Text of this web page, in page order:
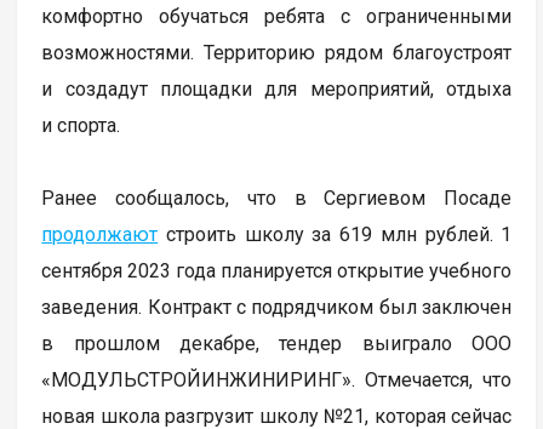
комфортно обучаться ребята с ограниченными
возможностями. Территорию рядом благоустроят
и создадут площадки для мероприятий, отдыха
и спорта.
Ранее сообщалось, что в Сергиевом Посаде
продолжают строить школу за 619 млн рублей. 1
сентября 2023 года планируется открытие учебного
заведения. Контракт с подрядчиком был заключен
в прошлом декабре, тендер выиграло ООО
«МОДУЛЬСТРОЙИНЖИНИРИНГ». Отмечается, что
новая школа разгрузит школу №21, которая сейчас